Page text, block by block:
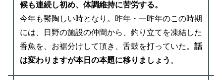
候も連続し初め、体調維持に苦労する。
今年も鬱陶しい時となり。昨年・一昨年のこの時期
には、日野の施設の仲間から、釣り立てを凍結した
香魚を、お裾分けして頂き、舌鼓を打っていた。 話
は変わりますが本日の本題に移りましょう 。